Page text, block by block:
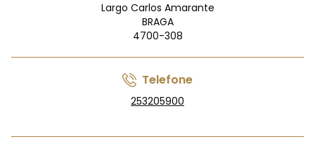
Largo Carlos Amarante
BRAGA
4700-308
Telefone
253205900